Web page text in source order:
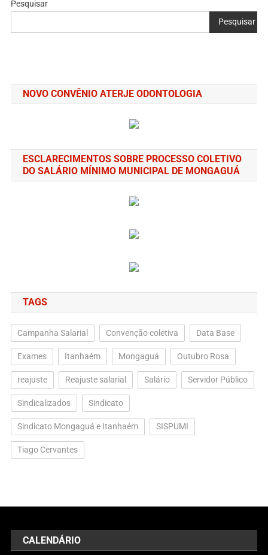
Pesquisar
Pesquisar
NOVO CONVÊNIO ATERJE ODONTOLOGIA
ESCLARECIMENTOS SOBRE PROCESSO COLETIVO
DO SALÁRIO MÍNIMO MUNICIPAL DE MONGAGUÁ
TAGS
Campanha Salarial Convenção coletiva Data Base
Exames Itanhaém Mongaguá Outubro Rosa
reajuste Reajuste salarial Salário Servidor Público
Sindicalizados Sindicato
Sindicato Mongaguá e Itanhaém SISPUMI
Tiago Cervantes
CALENDÁRIO